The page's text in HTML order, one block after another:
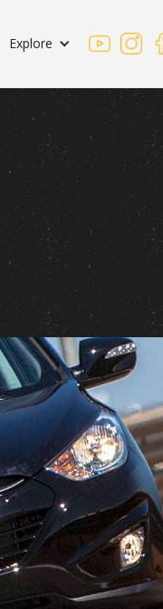
Explore